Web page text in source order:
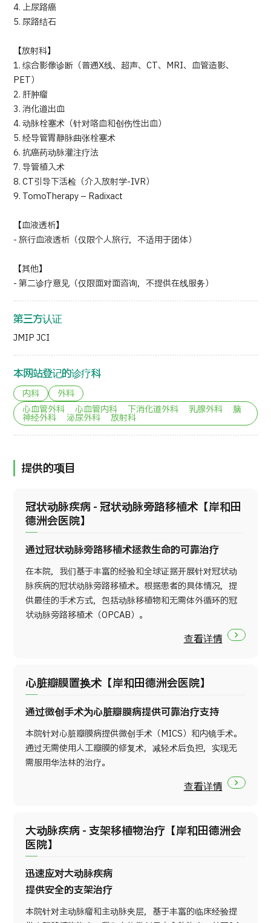
4. 上尿路癌
5. 尿路结石
【放射科】
1. 综合影像诊断（普通X线、超声、CT、MRI、血管造影、
PET）
2. 肝肿瘤
3. 消化道出血
4. 动脉栓塞术（针对咯血和创伤性出血）
5. 经导管胃静脉曲张栓塞术
6. 抗癌药动脉灌注疗法
7. 导管植入术
8. CT引导下活检（介入放射学-IVR）
9. TomoTherapy – Radixact
【血液透析】
- 旅行血液透析（仅限个人旅行，不适用于团体）
【其他】
- 第二诊疗意见（仅限面对面咨询，不提供在线服务）
第三方认证
JMIP JCI
本网站登记的诊疗科
内科
外科
心血管外科 心血管内科 下消化道外科 乳腺外科 脑
神经外科 泌尿外科 放射科
提供的项目
冠状动脉疾病 - 冠状动脉旁路移植术【岸和田
德洲会医院】
通过冠状动脉旁路移植术拯救生命的可靠治疗
在本院，我们基于丰富的经验和全球证据开展针对冠状动
脉疾病的冠状动脉旁路移植术。根据患者的具体情况，提
供最佳的手术方式，包括动脉移植物和无需体外循环的冠
状动脉旁路移植术（OPCAB）。
查看详情
心脏瓣膜置换术【岸和田德洲会医院】
通过微创手术为心脏瓣膜病提供可靠治疗支持
本院针对心脏瓣膜病提供微创手术（MICS）和内镜手术。
通过无需使用人工瓣膜的修复术，减轻术后负担，实现无
需服用华法林的治疗。
查看详情
大动脉疾病 - 支架移植物治疗【岸和田德洲会
医院】
迅速应对大动脉疾病
提供安全的支架治疗
本院针对主动脉瘤和主动脉夹层，基于丰富的临床经验提